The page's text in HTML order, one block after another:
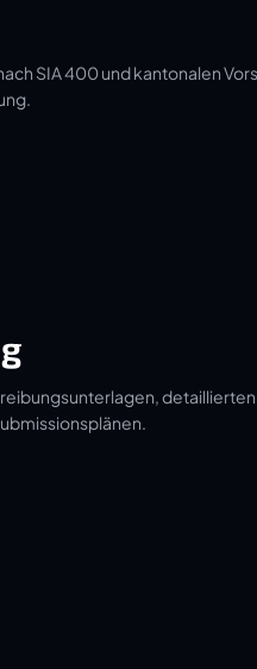
SIA 400 und kantonalen
detaillierten